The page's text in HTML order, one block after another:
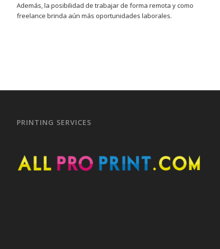
Además, la posibilidad de trabajar de forma remota y como
freelance brinda aún más oportunidades laborales.
PRINTING SERVICES